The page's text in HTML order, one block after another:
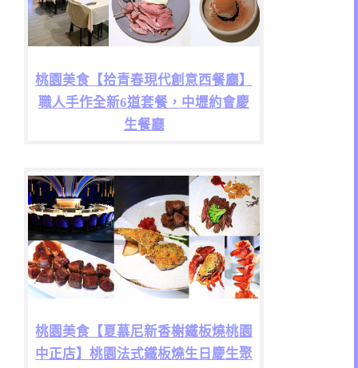
桃園美食【拾青春現代創意西餐廳】
職人手作全新6道套餐，中壢約會慶
生餐廳
桃園美食【夏慕尼新香榭鐵板燒桃園
中正店】桃園法式鐵板燒生日慶生聚